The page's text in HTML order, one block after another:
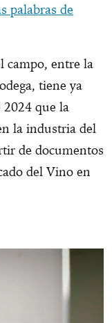
palabras de
campo, entre la
tiene ya
2024 que la
la industria del
de documentos
del Vino en